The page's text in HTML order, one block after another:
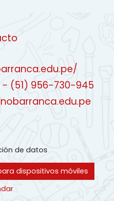
(51) 956-730-945
de datos
dispositivos móviles